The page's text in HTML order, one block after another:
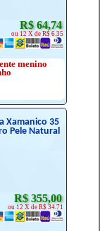
R$ 64,74
ou 12 X de R$ 6.35
menino
Xamanico 35
Pele Natural
R$ 355,00
ou 12 X de R$ 34.71